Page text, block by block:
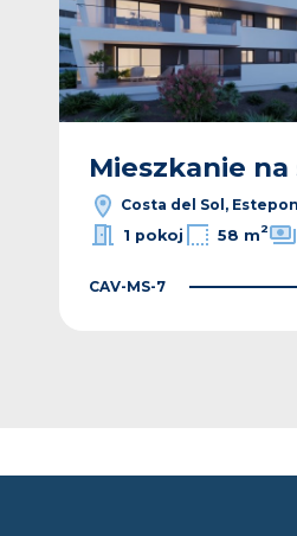
Mieszkanie
Costa del Sol,
1 pokoj
58 m2
CAV-MS-7